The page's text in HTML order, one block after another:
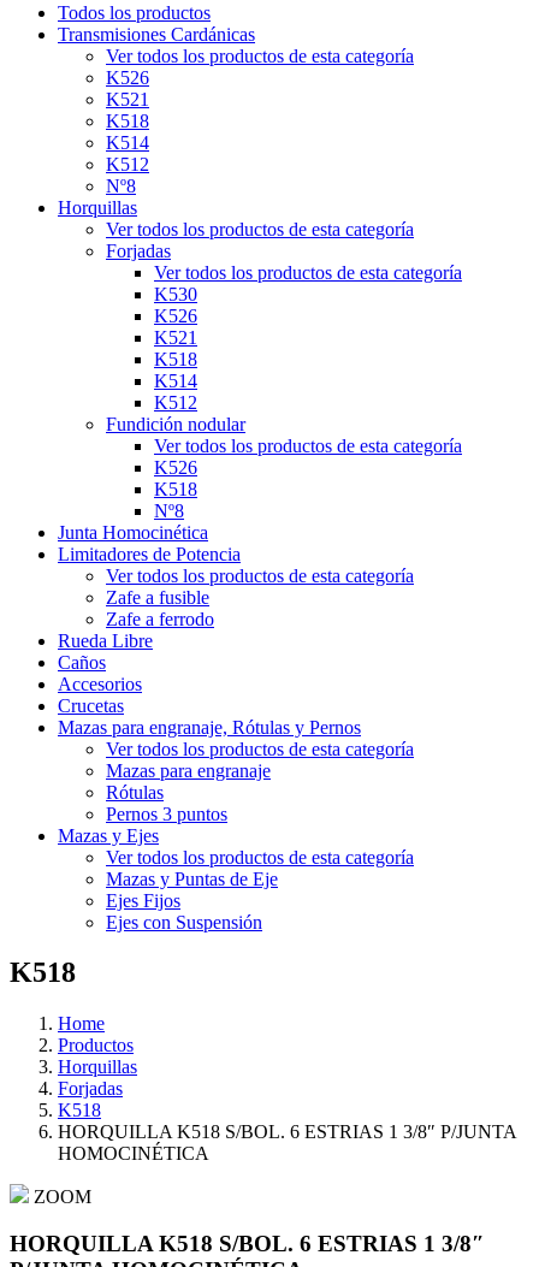
Todos los productos
Transmisiones Cardánicas
Ver todos los productos de esta categoría
K526
K521
K518
K514
K512
Nº8
Horquillas
Ver todos los productos de esta categoría
Forjadas
Ver todos los productos de esta categoría
K530
K526
K521
K518
K514
K512
Fundición nodular
Ver todos los productos de esta categoría
K526
K518
Nº8
Junta Homocinética
Limitadores de Potencia
Ver todos los productos de esta categoría
Zafe a fusible
Zafe a ferrodo
Rueda Libre
Caños
Accesorios
Crucetas
Mazas para engranaje, Rótulas y Pernos
Ver todos los productos de esta categoría
Mazas para engranaje
Rótulas
Pernos 3 puntos
Mazas y Ejes
Ver todos los productos de esta categoría
Mazas y Puntas de Eje
Ejes Fijos
Ejes con Suspensión
K518
Home
Productos
Horquillas
Forjadas
K518
HORQUILLA K518 S/BOL. 6 ESTRIAS 1 3/8″ P/JUNTA
HOMOCINÉTICA
ZOOM
HORQUILLA K518 S/BOL. 6 ESTRIAS 1 3/8″